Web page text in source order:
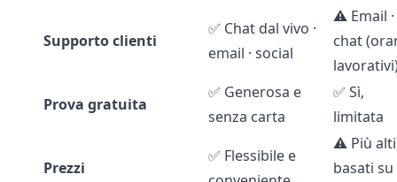
Supporto clienti
✅ Chat dal vivo ·
email · social
⚠️ Email ·
chat
Prova gratuita
✅ Generosa e
senza carta
✅ Sì,
limitata
Prezzi
✅ Flessibile e
⚠️ Più
basati su